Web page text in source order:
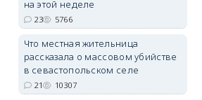
на этой неделе
23 5766
Что местная жительница
рассказала о массовом убийстве
в севастопольском селе
21 10307